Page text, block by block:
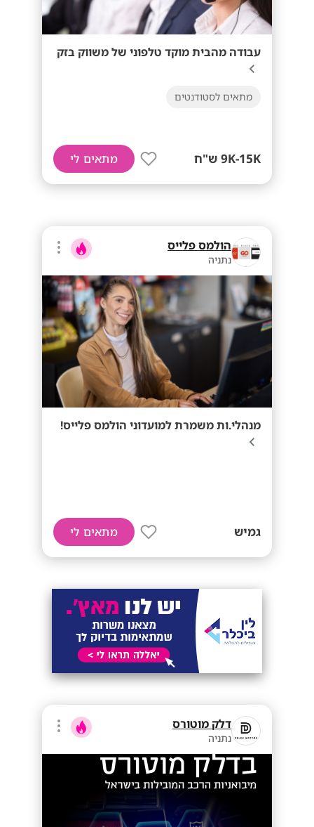
עבודה מהבית מוקד טלפוני של משווק בזק
מתאים לסטודנטים
9K-15K ש"ח מתאים לי
הולמס פלייס
נתניה
מנהלי.ות משמרת למועדוני הולמס פלייס!
גמיש מתאים לי
דלק מוטורס
נתניה